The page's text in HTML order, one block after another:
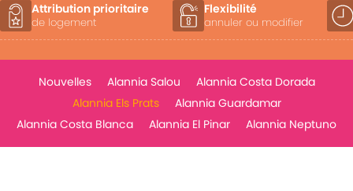
Attribution prioritaire
de logement
Flexibilité
annuler ou modifier
Nouvelles Alannia Salou
Alannia Costa Dorada
Alannia Els Prats
Alannia Guardamar
Alannia Costa Blanca
Alannia El Pinar Alannia Neptuno